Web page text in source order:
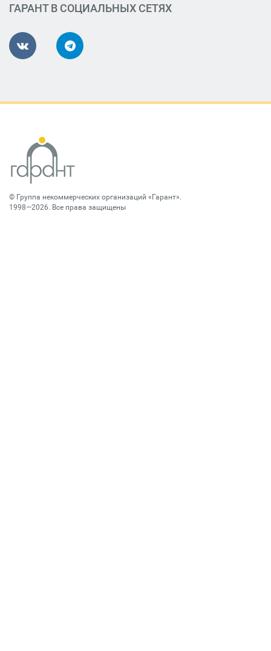
ГАРАНТ В СОЦИАЛЬНЫХ СЕТЯХ
© Группа некоммерческих организаций «Гарант».
1998—2026. Все права защищены